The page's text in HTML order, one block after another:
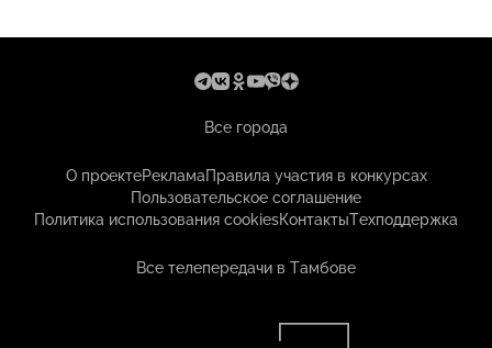
Все города
О проектеРекламаПравила участия в конкурсах
Пользовательское соглашение
Политика использования cookiesКонтактыТехподдержка
Все телепередачи в Тамбове